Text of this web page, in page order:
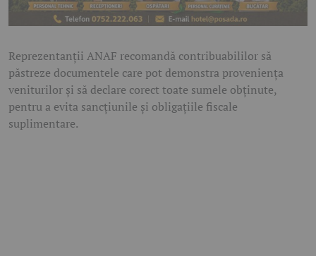
Reprezentanții ANAF recomandă contribuabililor să
păstreze documentele care pot demonstra proveniența
veniturilor și să declare corect toate sumele obținute,
pentru a evita sancțiunile și obligațiile fiscale
suplimentare.